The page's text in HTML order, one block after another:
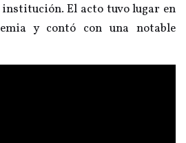
El acto tuvo lugar en
y contó con una notable